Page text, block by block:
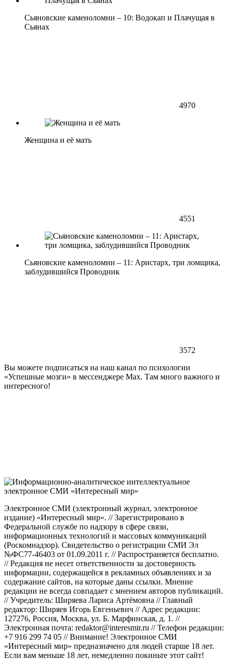
Сьяновские каменоломни – 10: Водокап и Плачущая в
Сьянах
4970
Женщина и её мать
4551
Сьяновские каменоломни – 11: Аристарх, три ломщика,
заблудившийся Проводник
3572
Вы можете подписаться на наш канал по психологии
«Успешные мозги» в мессенджере Max. Там много важного и
интересного!
Электронное СМИ (электронный журнал, электронное
издание) «Интересный мир». // Зарегистрировано в
Федеральной службе по надзору в сфере связи,
информационных технологий и массовых коммуникаций
(Роскомнадзор). Свидетельство о регистрации СМИ Эл
№ФС77-46403 от 01.09.2011 г. // Распространяется бесплатно.
// Редакция не несет ответственности за достоверность
информации, содержащейся в рекламных объявлениях и за
содержание сайтов, на которые даны ссылки. Мнение
редакции не всегда совпадает с мнением авторов публикаций.
// Учредитель: Ширяева Лариса Артёмовна // Главный
редактор: Ширяев Игорь Евгеньевич // Адрес редакции:
127276, Россия, Москва, ул. Б. Марфинская, д. 1. //
Электронная почта: redaktor@interesmir.ru // Телефон редакции:
+7 916 299 74 05 // Внимание! Электронное СМИ
«Интересный мир» предназначено для людей старше 18 лет.
Если вам меньше 18 лет, немедленно покиньте этот сайт!